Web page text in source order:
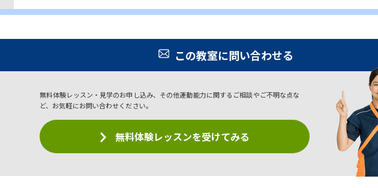
この教室に問い合わせる
無料体験レッスン・見学のお申し込み、その他運動能力に関するご相談やご不明な点な
ど、お気軽にお問い合わせください。
無料体験レッスンを受けてみる